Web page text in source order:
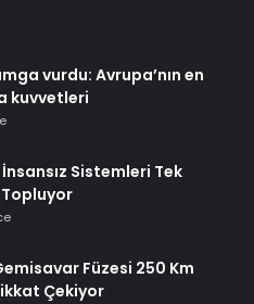
vurdu: Avrupa’nın en
kuvvetleri
Sistemleri Tek
Füzesi 250 Km
Çekiyor